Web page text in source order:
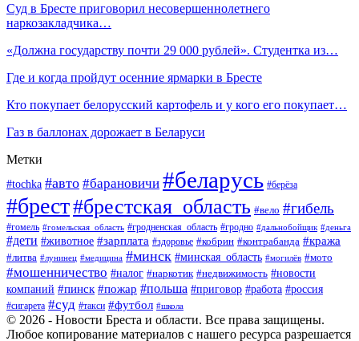
Суд в Бресте приговорил несовершеннолетнего
наркозакладчика…
«Должна государству почти 29 000 рублей». Студентка из…
Где и когда пройдут осенние ярмарки в Бресте
Кто покупает белорусский картофель и у кого его покупает…
Газ в баллонах дорожает в Беларуси
Метки
#tochka #авто #барановичи #беларусь #берёза
#брест#брестская_область #вело #гибель
#гомель #гомельская_область #гродненская_область #гродно #дальнобойщик #деньга
#дети #животное #зарплата #здоровье #кобрин #контрабанда #кража
#литва #лунинец #медицина #минск #минская_область #могилёв #мото
#мошенничество #налог #наркотик #недвижимость #новости
компаний #пинск #пожар #польша #приговор #работа #россия
#сигарета #суд #такси #футбол #школа
© 2026 - Новости Бреста и области. Все права защищены.
Любое копирование материалов с нашего ресурса разрешается